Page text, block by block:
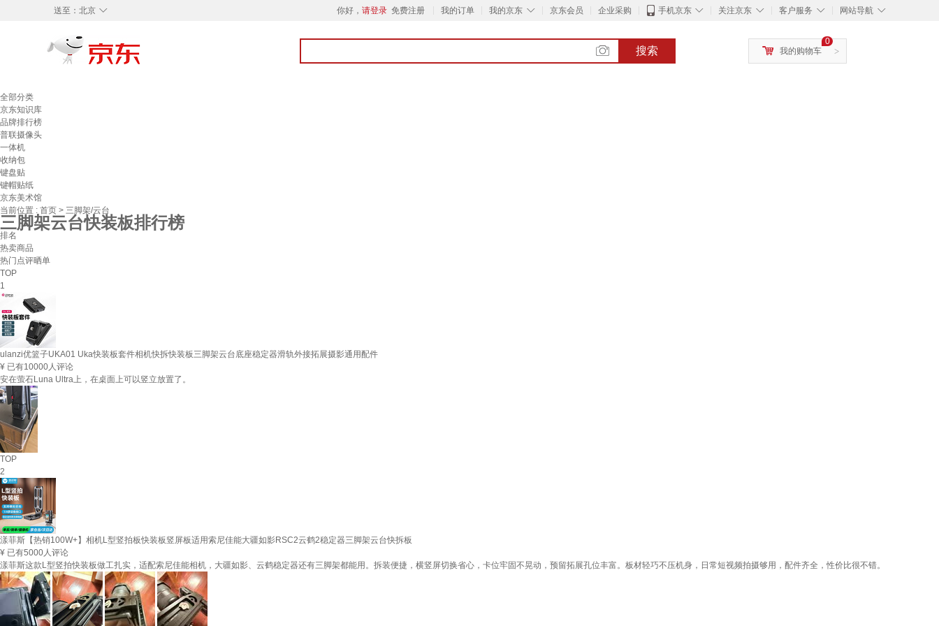
◇
送至： 北京 你好， 请登录 免费注册 我的订单 ◇
我的京东 京东会员 企业采购 ◇
手机京东 ◇
关注京东 ◇
客户服务 ◇
网站导航
搜索 >
0
我的购物车
全部分类
京东知识库
品牌排行榜
普联摄像头
一体机
收纳包
键盘贴
键帽贴纸
京东美术馆
当前位置 : 首页 > 三脚架/云台
三脚架云台快装板排行榜
排名
热卖商品
热门点评晒单
TOP
1
ulanzi优篮子UKA01 Uka快装板套件相机快拆快装板三脚架云台底座稳定器滑轨外接拓展摄影通用配件
¥ 已有10000人评论
安在萤石Luna Ultra上，在桌面上可以竖立放置了。
TOP
2
漾菲斯【热销100W+】相机L型竖拍板快装板竖屏板适用索尼佳能大疆如影RSC2云鹤2稳定器三脚架云台快拆板
¥ 已有5000人评论
漾菲斯这款L型竖拍快装板做工扎实，适配索尼佳能相机，大疆如影、云鹤稳定器还有三脚架都能用。拆装便捷，横竖屏切换省心，卡位牢固不晃动，预留拓展孔位丰富。板材轻巧不压机身，日常短视频拍摄够用，配件齐全，性价比很不错。